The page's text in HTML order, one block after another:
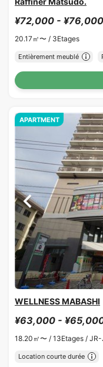
¥72,000 - ¥76,000
20.17㎡〜 / 3Etages
Entièrement meublé
APARTMENT
WELLNESS MABASHI
¥63,000 -
18.20㎡〜 / 13Etages / JR-
Location courte durée